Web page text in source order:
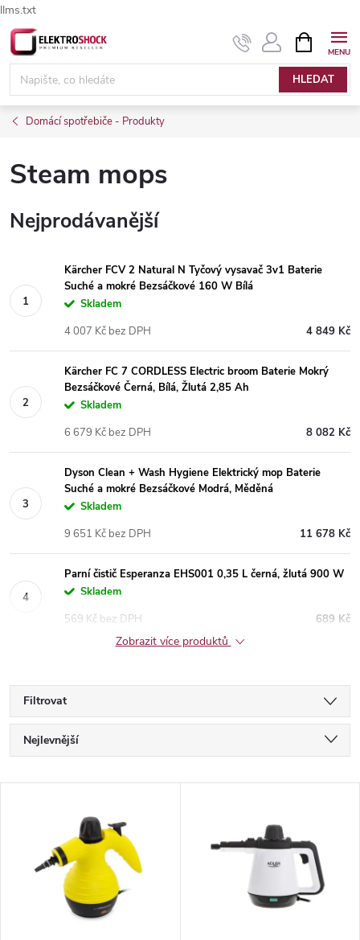
llms.txt
Přejít
na
obsah
HLEDAT
NÁKUPNÍ
KOŠÍK
Domácí spotřebiče - Produkty
Steam mops
Nejprodávanější
Kärcher FCV 2 Natural N Tyčový vysavač 3v1 Baterie
Suché a mokré Bezsáčkové 160 W Bílá
Skladem
4 849 Kč
4 007 Kč bez DPH
Kärcher FC 7 CORDLESS Electric broom Baterie Mokrý
Bezsáčkové Černá, Bílá, Žlutá 2,85 Ah
Skladem
8 082 Kč
6 679 Kč bez DPH
Dyson Clean + Wash Hygiene Elektrický mop Baterie
Suché a mokré Bezsáčkové Modrá, Měděná
Skladem
11 678 Kč
9 651 Kč bez DPH
Parní čistič Esperanza EHS001 0,35 L černá, žlutá 900 W
Skladem
689 Kč
569 Kč bez DPH
Zobrazit více produktů
Filtrovat
Ř
a
Nejlevnější
Abecedně
Elektroshock.cz - Chat